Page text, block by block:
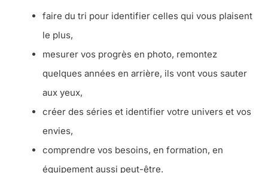
faire du tri pour identifier celles qui vous plaisent
le plus,
mesurer vos progrès en photo, remontez
quelques années en arrière, ils vont vous sauter
aux yeux,
créer des séries et identifier votre univers et vos
envies,
comprendre vos besoins, en formation, en
équipement aussi peut-être.